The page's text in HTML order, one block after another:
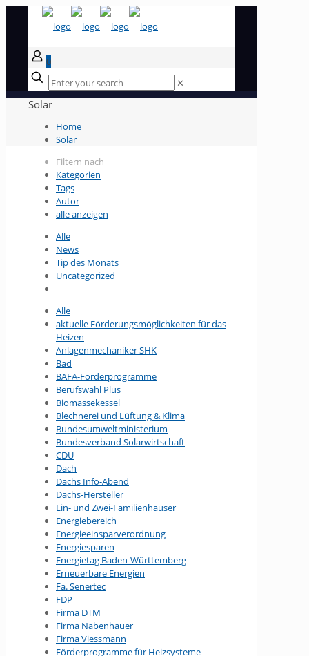
0
✕
Solar
Home
Solar
Filtern nach
Kategorien
Tags
Autor
alle anzeigen
Alle
News
Tip des Monats
Uncategorized
Alle
aktuelle Förderungsmöglichkeiten für das
Heizen
Anlagenmechaniker SHK
Bad
BAFA-Förderprogramme
Berufswahl Plus
Biomassekessel
Blechnerei und Lüftung & Klima
Bundesumwelt­ministerium
Bundesverband Solarwirtschaft
CDU
Dach
Dachs Info-Abend
Dachs-Hersteller
Ein- und Zwei-Familienhäuser
Energiebereich
Energieeinsparverordnung
Energiesparen
Energietag Baden-Württemberg
Erneuerbare Energien
Fa. Senertec
FDP
Firma DTM
Firma Nabenhauer
Firma Viessmann
Förderprogramme für Heizsysteme